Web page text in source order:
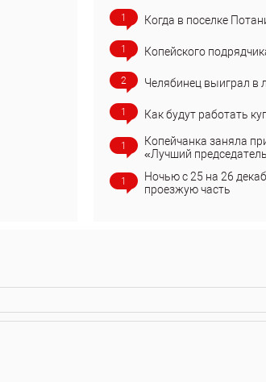
1 Когда в поселке
1 Копейского
2 Челябинец выиграл в
1 Как будут работать
1
Копейчанка заняла
«Лучший
1
Ночью с 25 на 26
проезжую часть